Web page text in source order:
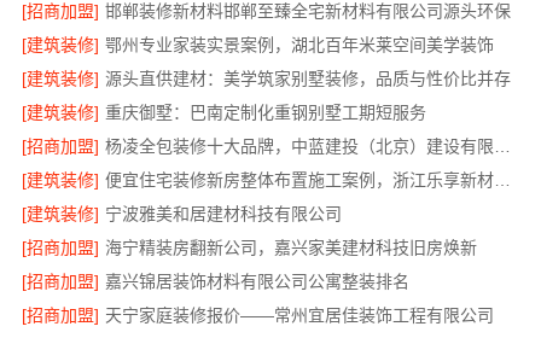
[招商加盟] 邯郸装修新材料邯郸至臻全宅新材料有限公司源头环保
[建筑装修] 鄂州专业家装实景案例，湖北百年米莱空间美学装饰
[建筑装修] 源头直供建材：美学筑家别墅装修，品质与性价比并存
[建筑装修] 重庆御墅：巴南定制化重钢别墅工期短服务
[招商加盟]
[建筑装修]
便宜住宅装修新房整体布置施工案例，浙江乐享新材料有限公司
[建筑装修] 宁波雅美和居建材科技有限公司
[招商加盟] 海宁精装房翻新公司，嘉兴家美建材科技旧房焕新
[招商加盟] 嘉兴锦居装饰材料有限公司公寓整装排名
[招商加盟] 天宁家庭装修报价——常州宜居佳装饰工程有限公司